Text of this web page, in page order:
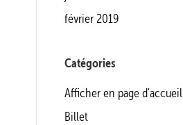
février 2019
Catégories
Afficher en page d'accueil
Billet